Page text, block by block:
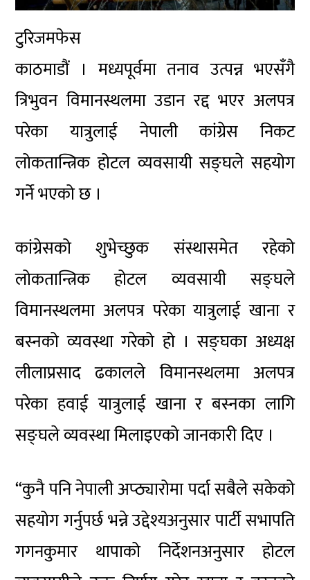
टुरिजमफेस
काठमाडौं । मध्यपूर्वमा तनाव उत्पन्न भएसँगै
त्रिभुवन विमानस्थलमा उडान रद्द भएर अलपत्र
परेका यात्रुलाई नेपाली कांग्रेस निकट
लोकतान्त्रिक होटल व्यवसायी सङ्घले सहयोग
गर्ने भएको छ ।
कांग्रेसको शुभेच्छुक संस्थासमेत रहेको
लोकतान्त्रिक होटल व्यवसायी सङ्घले
विमानस्थलमा अलपत्र परेका यात्रुलाई खाना र
बस्नको व्यवस्था गरेको हो । सङ्घका अध्यक्ष
लीलाप्रसाद ढकालले विमानस्थलमा अलपत्र
परेका हवाई यात्रुलाई खाना र बस्नका लागि
सङ्घले व्यवस्था मिलाइएको जानकारी दिए ।
“कुनै पनि नेपाली अप्ठ्यारोमा पर्दा सबैले सकेको
सहयोग गर्नुपर्छ भन्ने उद्देश्यअनुसार पार्टी सभापति
गगनकुमार थापाको निर्देशनअनुसार होटल